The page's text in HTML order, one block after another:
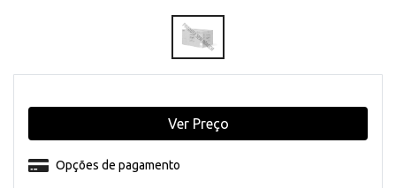
Opções de pagamento
Ver Preço